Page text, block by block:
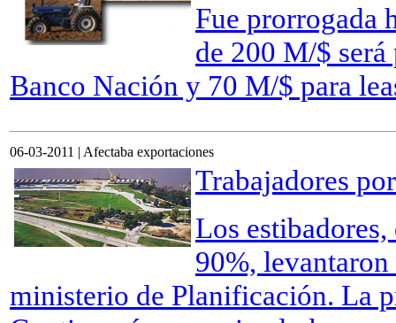
Fue prorrogada
de 200 M/$
Banco Nación y 70 M/$ para
06-03-2011 | Afectaba exportaciones
Trabajadores
Los
90%,
ministerio de Planificación. La